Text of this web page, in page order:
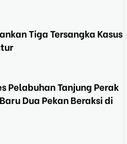
Tiga Tersangka Kasus
Pelabuhan Tanjung Perak
Dua Pekan Beraksi di